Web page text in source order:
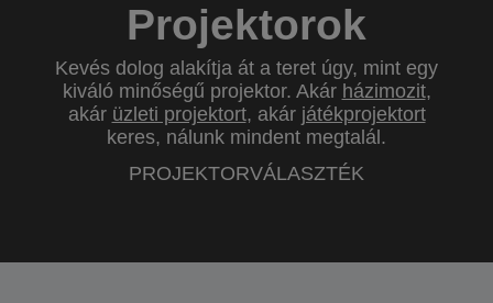
Projektorok
Kevés dolog alakítja át a teret úgy, mint egy
kiváló minőségű projektor. Akár házimozit,
akár üzleti projektort, akár játékprojektort
keres, nálunk mindent megtalál.
PROJEKTORVÁLASZTÉK